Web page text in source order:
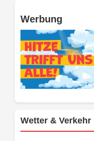
Werbung
Wetter & Verkehr